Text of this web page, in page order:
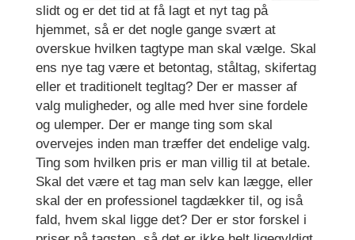
slidt og er det tid at få lagt et nyt tag på
hjemmet, så er det nogle gange svært at
overskue hvilken tagtype man skal vælge. Skal
ens nye tag være et betontag, ståltag, skifertag
eller et traditionelt tegltag? Der er masser af
valg muligheder, og alle med hver sine fordele
og ulemper. Der er mange ting som skal
overvejes inden man træffer det endelige valg.
Ting som hvilken pris er man villig til at betale.
Skal det være et tag man selv kan lægge, eller
skal der en professionel tagdækker til, og iså
fald, hvem skal ligge det? Der er stor forskel i